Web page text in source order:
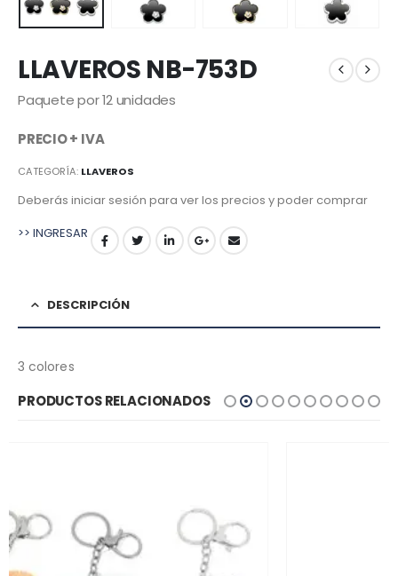
LLAVEROS NB-753D
Paquete por 12 unidades
PRECIO + IVA
CATEGORÍA: LLAVEROS
Deberás iniciar sesión para ver los precios y poder comprar
>> INGRESAR
DESCRIPCIÓN
3 colores
PRODUCTOS RELACIONADOS